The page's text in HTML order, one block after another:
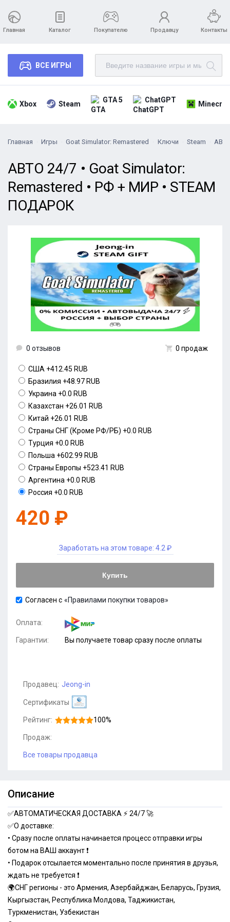
Главная Каталог Покупателю Продавцу Контакты
ВСЕ ИГРЫ
Xbox Steam GTA 5 ChatGPT
Главная Игры Goat Simulator: Remastered Ключи Steam
АВТО 24/7 • Goat Simulator:
Remastered • РФ + МИР • STEAM
ПОДАРОК
0 отзывов 0 продаж
США +412.45 RUB
Бразилия +48.97 RUB
Украина +0.0 RUB
Казахстан +26.01 RUB
Китай +26.01 RUB
Страны СНГ (Кроме РФ/РБ) +0.0 RUB
Турция +0.0 RUB
Польша +602.99 RUB
Страны Европы +523.41 RUB
Аргентина +0.0 RUB
Россия +0.0 RUB
420 ₽
Заработать на этом товаре: 4.2 ₽
Купить
Согласен с «Правилами покупки товаров»
Оплата:
Гарантии: Вы получаете товар сразу после оплаты
Продавец: Jeong-in
Сертификаты
Рейтинг: 100%
Продаж:
Все товары продавца
Описание
✅АВТОМАТИЧЕСКАЯ ДОСТАВКА ⚡️ 24/7 🚀
✅О доставке:
• Сразу после оплаты начинается процесс отправки игры
ботом на ВАШ аккаунт ❗️
• Подарок отсылается моментально после принятия в друзья,
ждать не требуется ❗️
🌍СНГ регионы - это Армения, Азербайджан, Беларусь, Грузия,
Кыргызстан, Республика Молдова, Таджикистан,
Туркменистан, Узбекистан